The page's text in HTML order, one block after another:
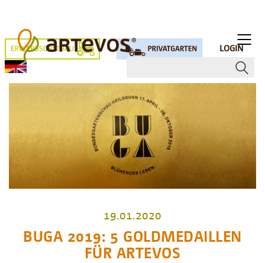
LOGIN
BUGA 2019: 5 GOLDMEDAILLEN
FÜR ARTEVOS
19.01.2020